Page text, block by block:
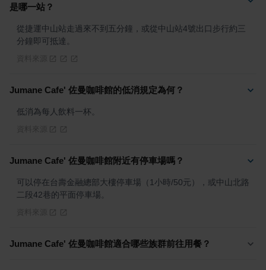
是哪一站？
從捷運中山站走過來不到五分鐘，或從中山站4號出口步行約三
分鐘即可抵達。
Jumane Cafe' 佐曼咖啡館的低消規定為何？
低消為每人飲料一杯。
Jumane Cafe' 佐曼咖啡館附近有停車場嗎？
可以停在台壽金融總部大樓停車場（1小時/50元），或中山北路
二段42巷的平面停車場。
Jumane Cafe' 佐曼咖啡館適合哪些族群前往用餐？